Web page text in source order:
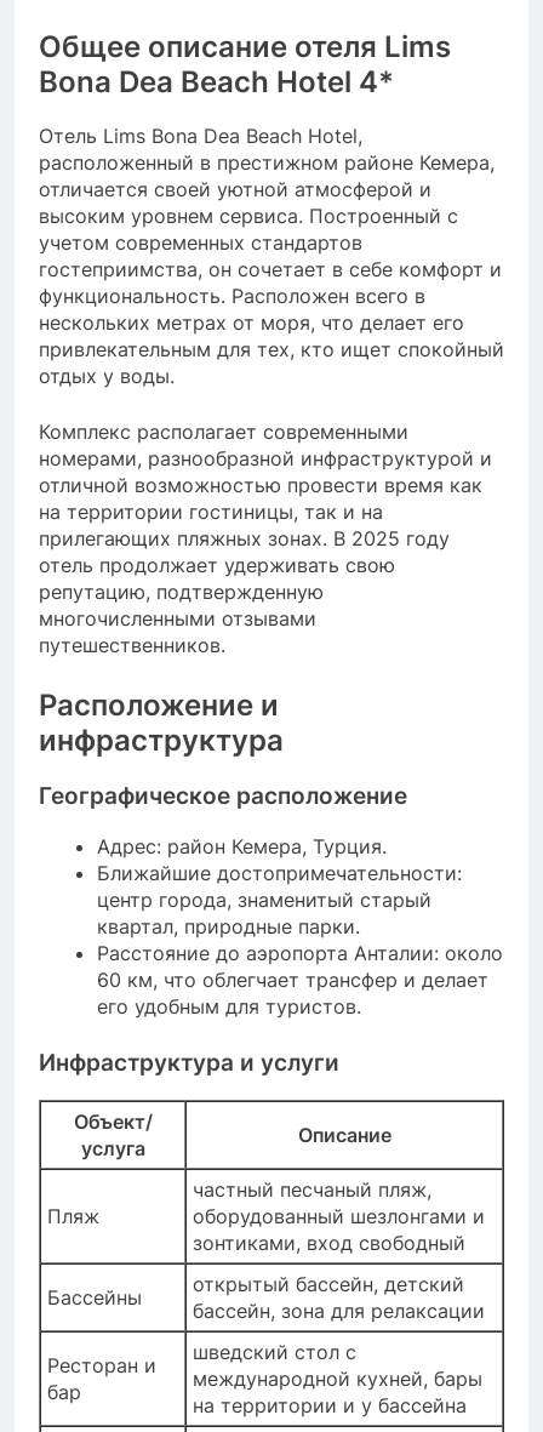
Общее описание отеля Lims
Bona Dea Beach Hotel 4*
Отель Lims Bona Dea Beach Hotel,
расположенный в престижном районе Кемера,
отличается своей уютной атмосферой и
высоким уровнем сервиса. Построенный с
учетом современных стандартов
гостеприимства, он сочетает в себе комфорт и
функциональность. Расположен всего в
нескольких метрах от моря, что делает его
привлекательным для тех, кто ищет спокойный
отдых у воды.
Комплекс располагает современными
номерами, разнообразной инфраструктурой и
отличной возможностью провести время как
на территории гостиницы, так и на
прилегающих пляжных зонах. В 2025 году
отель продолжает удерживать свою
репутацию, подтвержденную
многочисленными отзывами
путешественников.
Расположение и
инфраструктура
Географическое расположение
Адрес: район Кемера, Турция.
Ближайшие достопримечательности:
центр города, знаменитый старый
квартал, природные парки.
Расстояние до аэропорта Анталии: около
60 км, что облегчает трансфер и делает
его удобным для туристов.
Инфраструктура и услуги
Объект/
услуга
Описание
Пляж
частный песчаный пляж,
оборудованный шезлонгами и
зонтиками, вход свободный
Бассейны
открытый бассейн, детский
бассейн, зона для релаксации
Ресторан и
бар
шведский стол с
международной кухней, бары
на территории и у бассейна